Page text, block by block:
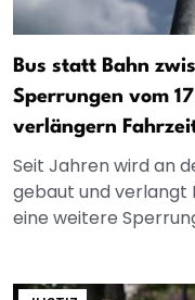
Bus statt Bahn
Sperrungen vom
verlängern
Seit Jahren wird an
gebaut und verlangt
eine weitere